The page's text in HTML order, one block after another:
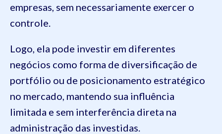
empresas, sem necessariamente exercer o
controle.
Logo, ela pode investir em diferentes
negócios como forma de diversificação de
portfólio ou de posicionamento estratégico
no mercado, mantendo sua influência
limitada e sem interferência direta na
administração das investidas.